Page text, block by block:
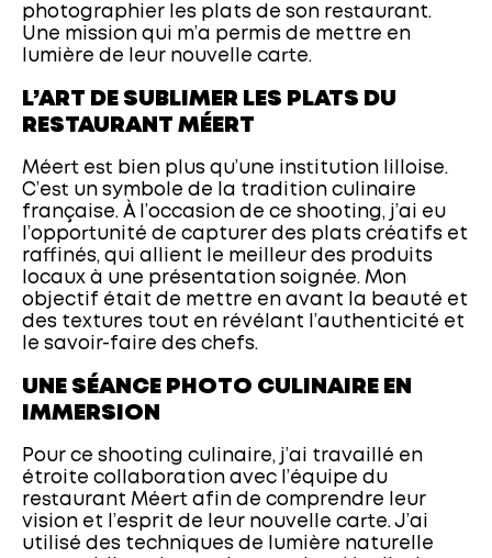
photographier les plats de son restaurant.
Une mission qui m’a permis de mettre en
lumière de leur nouvelle carte.
L’ART DE SUBLIMER LES PLATS DU
RESTAURANT MÉERT
Méert est bien plus qu’une institution lilloise.
C’est un symbole de la tradition culinaire
française. À l’occasion de ce shooting, j’ai eu
l’opportunité de capturer des plats créatifs et
raffinés, qui allient le meilleur des produits
locaux à une présentation soignée. Mon
objectif était de mettre en avant la beauté et
des textures tout en révélant l’authenticité et
le savoir-faire des chefs.
UNE SÉANCE PHOTO CULINAIRE EN
IMMERSION
Pour ce shooting culinaire, j’ai travaillé en
étroite collaboration avec l’équipe du
restaurant Méert afin de comprendre leur
vision et l’esprit de leur nouvelle carte. J’ai
utilisé des techniques de lumière naturelle